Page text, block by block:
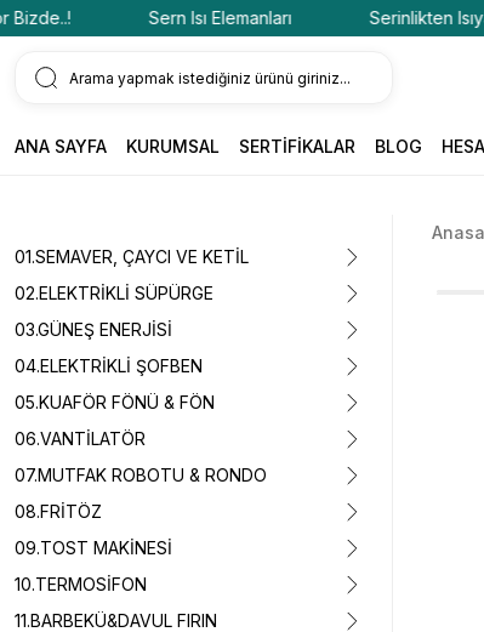
Sern Isı Elemanları Serinlikten Isıya
ANA SAYFA KURUMSAL SERTİFİKALAR BLOG
01.SEMAVER, ÇAYCI VE KETİL
02.ELEKTRİKLİ SÜPÜRGE
03.GÜNEŞ ENERJİSİ
04.ELEKTRİKLİ ŞOFBEN
05.KUAFÖR FÖNÜ & FÖN
06.VANTİLATÖR
07.MUTFAK ROBOTU & RONDO
08.FRİTÖZ
09.TOST MAKİNESİ
10.TERMOSİFON
11.BARBEKÜ&DAVUL FIRIN